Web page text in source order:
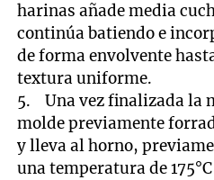
harinas añade media
continúa batiendo e
de forma envolvente
textura uniforme.
5. Una vez finalizada la
molde previamente
y lleva al horno,
una temperatura de